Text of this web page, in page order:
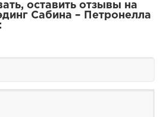
оставить отзывы на
Сабина – Петронелла